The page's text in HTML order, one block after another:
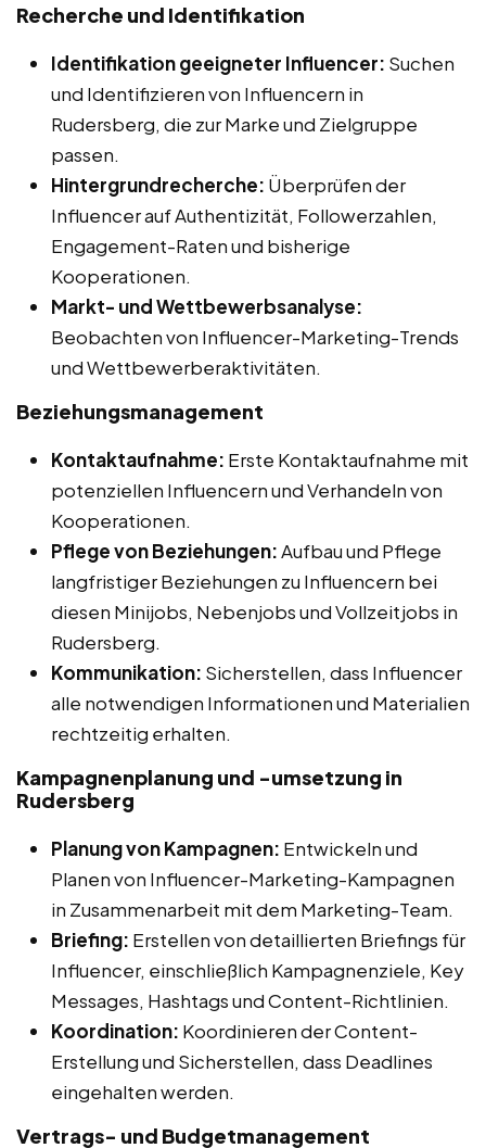
Recherche und Identifikation
Identifikation geeigneter Influencer: Suchen
und Identifizieren von Influencern in
Rudersberg, die zur Marke und Zielgruppe
passen.
Hintergrundrecherche: Überprüfen der
Influencer auf Authentizität, Followerzahlen,
Engagement-Raten und bisherige
Kooperationen.
Markt- und Wettbewerbsanalyse:
Beobachten von Influencer-Marketing-Trends
und Wettbewerberaktivitäten.
Beziehungsmanagement
Kontaktaufnahme: Erste Kontaktaufnahme mit
potenziellen Influencern und Verhandeln von
Kooperationen.
Pflege von Beziehungen:Aufbau und Pflege
langfristiger Beziehungen zu Influencern bei
diesen Minijobs, Nebenjobs und Vollzeitjobs in
Rudersberg.
Kommunikation: Sicherstellen, dass Influencer
alle notwendigen Informationen und Materialien
rechtzeitig erhalten.
Kampagnenplanung und -umsetzung in
Rudersberg
Planung von Kampagnen: Entwickeln und
Planen von Influencer-Marketing-Kampagnen
in Zusammenarbeit mit dem Marketing-Team.
Briefing: Erstellen von detaillierten Briefings für
Influencer, einschließlich Kampagnenziele, Key
Messages, Hashtags und Content-Richtlinien.
Koordination: Koordinieren der Content-
Erstellung und Sicherstellen, dass Deadlines
eingehalten werden.
Vertrags- und Budgetmanagement